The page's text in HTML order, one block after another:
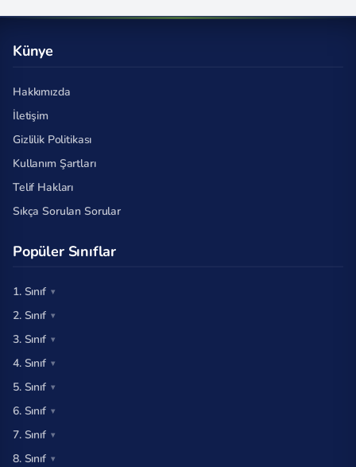
Künye
Hakkımızda
İletişim
Gizlilik Politikası
Kullanım Şartları
Telif Hakları
Sıkça Sorulan Sorular
Popüler Sınıflar
1. Sınıf
2. Sınıf
3. Sınıf
4. Sınıf
5. Sınıf
6. Sınıf
7. Sınıf
8. Sınıf